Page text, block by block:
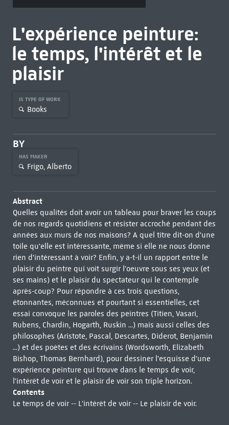
L'expérience peinture:
le temps, l'intérêt et le
plaisir
IS TYPE OF WORK
Books
BY
HAS MAKER
Frigo, Alberto
Abstract
Quelles qualités doit avoir un tableau pour braver les coups
de nos regards quotidiens et résister accroché pendant des
années aux murs de nos maisons? A quel titre dit-on d'une
toile qu'elle est intéressante, même si elle ne nous donne
rien d'intéressant à voir? Enfin, y a-t-il un rapport entre le
plaisir du peintre qui voit surgir l'oeuvre sous ses yeux (et
ses mains) et le plaisir du spectateur qui le contemple
après-coup? Pour répondre à ces trois questions,
étonnantes, méconnues et pourtant si essentielles, cet
essai convoque les paroles des peintres (Titien, Vasari,
Rubens, Chardin, Hogarth, Ruskin ...) mais aussi celles des
philosophes (Aristote, Pascal, Descartes, Diderot, Benjamin
...) et des poètes et des écrivains (Wordsworth, Elizabeth
Bishop, Thomas Bernhard), pour dessiner l'esquisse d'une
expérience peinture qui trouve dans le temps de voir,
l'intérêt de voir et le plaisir de voir son triple horizon.
Contents
Le temps de voir -- L'intérêt de voir -- Le plaisir de voir.